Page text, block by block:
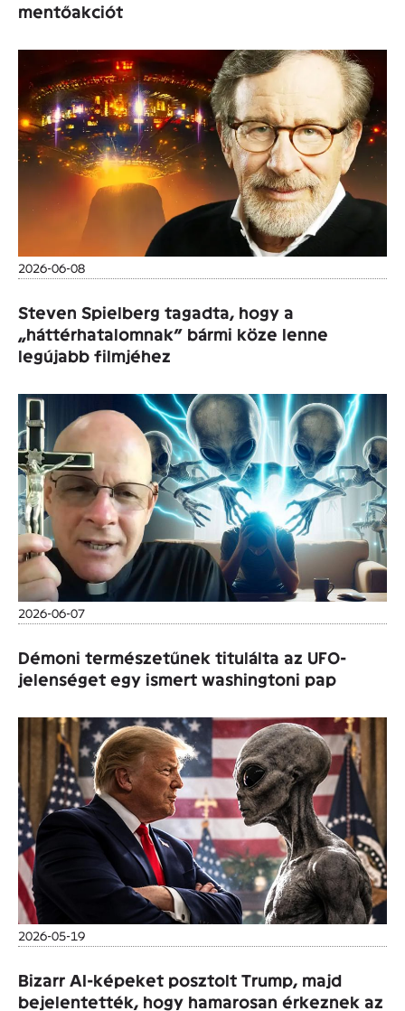
mentőakciót
2026-06-08
Steven Spielberg tagadta, hogy a
„háttérhatalomnak” bármi köze lenne
legújabb filmjéhez
2026-06-07
Démoni természetűnek titulálta az UFO-
jelenséget egy ismert washingtoni pap
2026-05-19
Bizarr AI-képeket posztolt Trump, majd
bejelentették, hogy hamarosan érkeznek az